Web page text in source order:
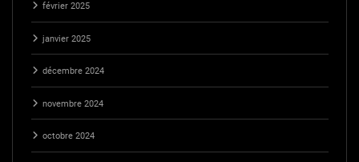
février 2025
janvier 2025
décembre 2024
novembre 2024
octobre 2024